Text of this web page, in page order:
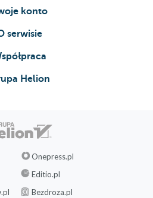
konto
serwisie
Helion
Onepress.pl
Editio.pl
Bezdroza.pl